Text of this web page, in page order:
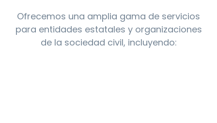
Ofrecemos una amplia gama de servicios
para entidades estatales y organizaciones
de la sociedad civil, incluyendo: